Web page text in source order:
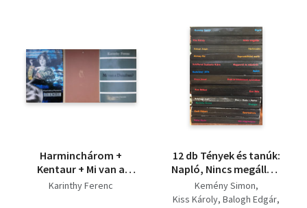
Harminchárom +
Kentaur + Mi van a
Dunában?
Karinthy Ferenc
12 db Tények és tanúk:
Napló, Nincs megállás,
Férfimunka,
Sopronkőhidai napló,
Kemény Simon
Kiss Károly Balogh Edgár